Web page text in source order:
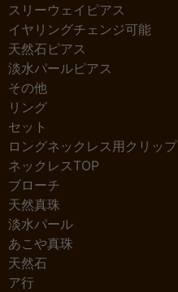
スリーウェイピアス
イヤリングチェンジ可能
天然石ピアス
淡水パールピアス
その他
リング
セット
ロングネックレス用クリップ
ネックレスTOP
ブローチ
天然真珠
淡水パール
あこや真珠
天然石
ア行